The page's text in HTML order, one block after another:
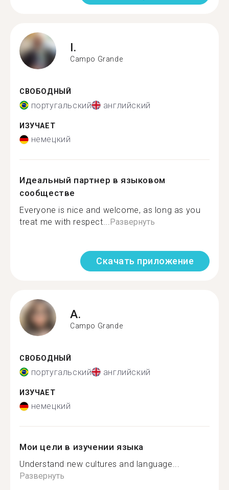
I.
Campo Grande
СВОБОДНЫЙ
португальский английский
ИЗУЧАЕТ
немецкий
Идеальный партнер в языковом
сообществе
Everyone is nice and welcome, as long as you
treat me with respect...Развернуть
Скачать приложение
A.
Campo Grande
СВОБОДНЫЙ
португальский английский
ИЗУЧАЕТ
немецкий
Мои цели в изучении языка
Understand new cultures and language...
Развернуть